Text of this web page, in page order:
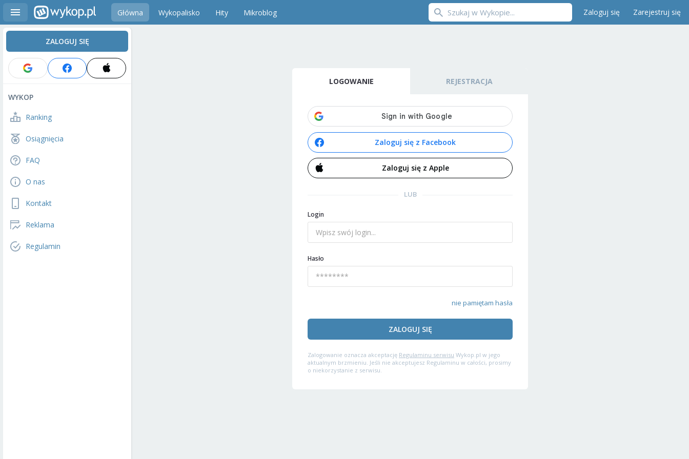
Główna Wykopalisko Hity Mikroblog Zaloguj się Zarejestruj się
ZALOGUJ SIĘ
WYKOP
Ranking
Osiągnięcia
FAQ
O nas
Kontakt
Reklama
Regulamin
LOGOWANIE REJESTRACJA
Zaloguj się z Facebook
Zaloguj się z Apple
LUB
Login
Hasło
nie pamiętam hasła
ZALOGUJ SIĘ
Zalogowanie oznacza akceptację Regulaminu serwisu Wykop.pl w jego
aktualnym brzmieniu. Jeśli nie akceptujesz Regulaminu w całości, prosimy
o niekorzystanie z serwisu.